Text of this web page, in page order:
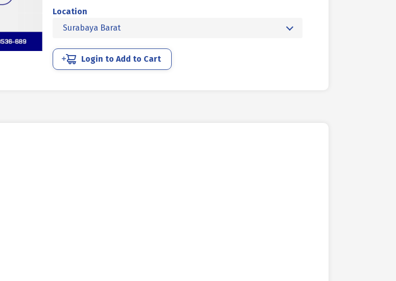
PEN
PIN)
PUTIH
3/8
Location
Surabaya Barat
Login to Add to Cart